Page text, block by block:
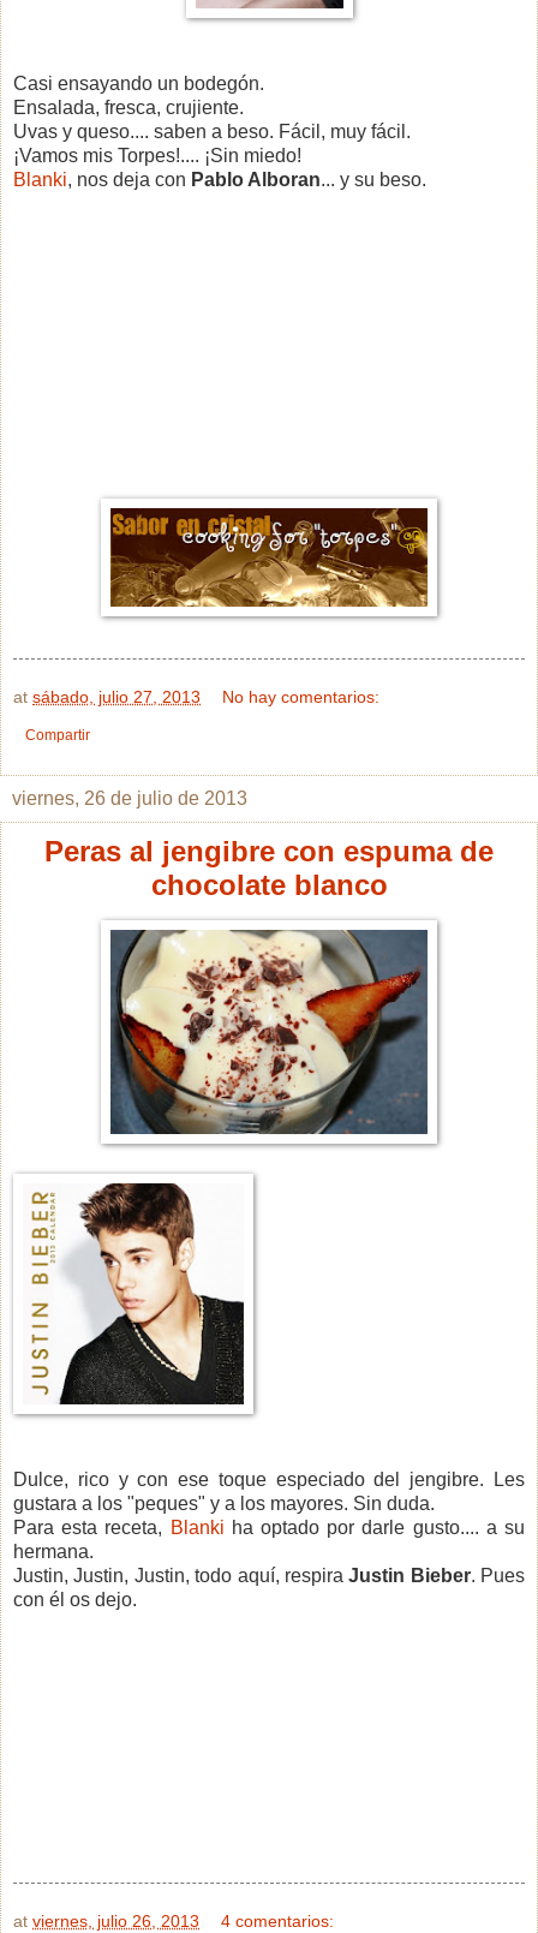
Casi ensayando un bodegón.
Ensalada, fresca, crujiente.
Uvas y queso.... saben a beso. Fácil, muy fácil.
¡Vamos mis Torpes!.... ¡Sin miedo!
Blanki, nos deja con Pablo Alboran... y su beso.
at sábado, julio 27, 2013 No hay comentarios:
Compartir
viernes, 26 de julio de 2013
Peras al jengibre con espuma de
chocolate blanco
Dulce, rico y con ese toque especiado del jengibre. Les
gustara a los "peques" y a los mayores. Sin duda.
Para esta receta, Blanki ha optado por darle gusto.... a su
hermana.
Justin, Justin, Justin, todo aquí, respiraJustin Bieber. Pues
con él os dejo.
at viernes, julio 26, 2013 4 comentarios: